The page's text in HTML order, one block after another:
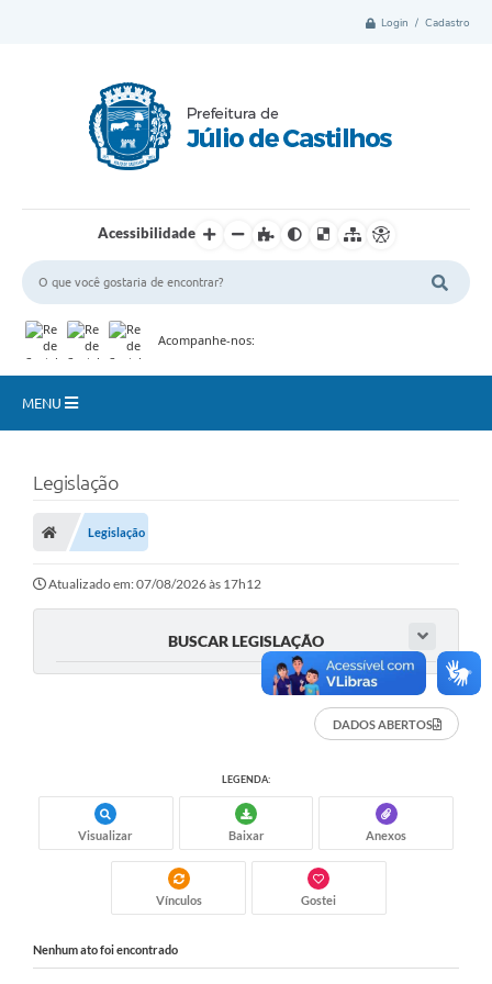
Login / Cadastro
Acessibilidade
Acompanhe-nos:
MENU
Nota Fiscal Gaúcha
Ouvidoria
e-sic
PLANO ANUAL DE CONTRATAÇÕES (PAC)
Ordem de Serviços
Prestação de Contas
Serviços e Informações Online
Secretarias de Júlio de Castilhos
Legislação
Legislação
Atualizado em: 07/08/2026 às 17h12
BUSCAR LEGISLAÇÃO
DADOS ABERTOS
LEGENDA:
Visualizar Baixar Anexos
Vínculos Gostei
Nenhum ato foi encontrado